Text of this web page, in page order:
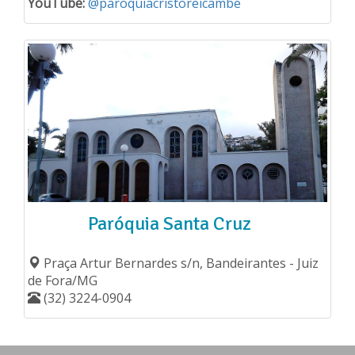
Paróquia Santa Cruz
Praça Artur Bernardes s/n, Bandeirantes - Juiz
de Fora/MG
(32) 3224-0904